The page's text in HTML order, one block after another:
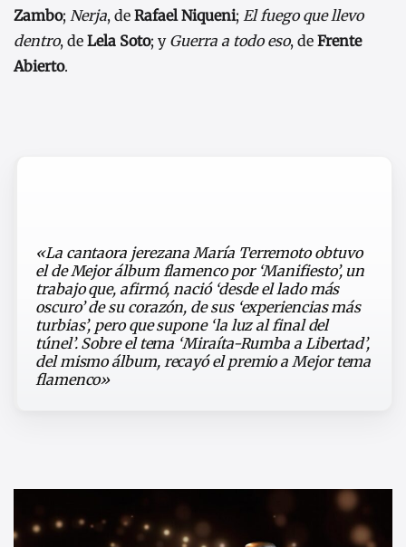
Zambo; Nerja, de Rafael Niqueni; El fuego que llevo
dentro, de Lela Soto; y Guerra a todo eso, de Frente
Abierto.
«La cantaora jerezana María Terremoto obtuvo
el de Mejor álbum flamenco por ‘Manifiesto’, un
trabajo que, afirmó, nació ‘desde el lado más
oscuro’ de su corazón, de sus ‘experiencias más
turbias’, pero que supone ‘la luz al final del
túnel’. Sobre el tema ‘Miraíta-Rumba a Libertad’,
del mismo álbum, recayó el premio a Mejor tema
flamenco»